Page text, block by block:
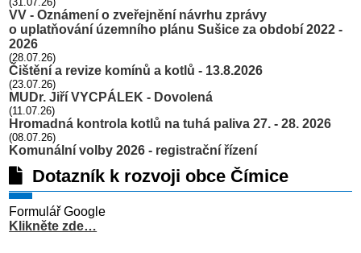
VV - Oznámení o zveřejnění návrhu zprávy
o uplatňování územního plánu Sušice za období 2022 -
2026
(28.07.26)
Čištění a revize komínů a kotlů - 13.8.2026
(23.07.26)
MUDr. Jiří VYCPÁLEK - Dovolená
(11.07.26)
Hromadná kontrola kotlů na tuhá paliva 27. - 28. 2026
(08.07.26)
Komunální volby 2026 - registrační řízení
Dotazník k rozvoji obce Čímice
Formulář Google
Klikněte zde…